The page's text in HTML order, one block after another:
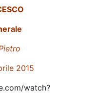
2015
watch?